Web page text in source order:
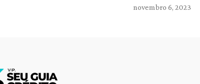
novembro 6, 2023